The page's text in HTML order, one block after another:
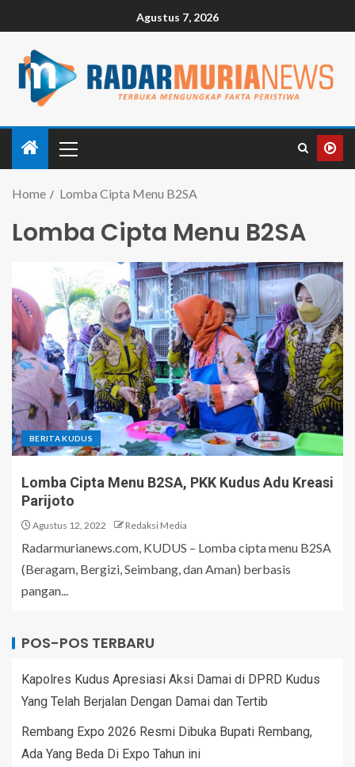
Agustus 7, 2026
Home Lomba Cipta Menu B2SA
Lomba Cipta Menu B2SA
BERITA KUDUS
Lomba Cipta Menu B2SA, PKK Kudus Adu Kreasi
Parijoto
Agustus 12, 2022 Redaksi Media
Radarmurianews.com, KUDUS – Lomba cipta menu B2SA
(Beragam, Bergizi, Seimbang, dan Aman) berbasis
pangan...
POS-POS TERBARU
Kapolres Kudus Apresiasi Aksi Damai di DPRD Kudus
Yang Telah Berjalan Dengan Damai dan Tertib
Rembang Expo 2026 Resmi Dibuka Bupati Rembang,
Ada Yang Beda Di Expo Tahun ini